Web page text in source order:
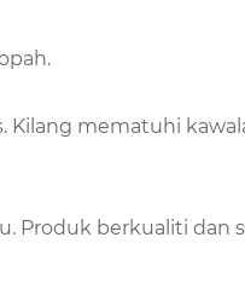
Kilang mematuhi
berkualiti dan